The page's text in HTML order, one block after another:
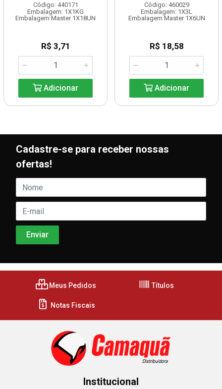
Código: 440171
Embalagem: 1X1KG
Embalagem Master 1X18UN
R$ 3,71
Adicionar
Código: 460029
Embalagem: 1X3L
Embalagem Master 1X6UN
R$ 18,58
Adicionar
Cadastre-se para receber nossas
ofertas!
Meus Pedidos Títulos
Notas Fiscais
Institucional